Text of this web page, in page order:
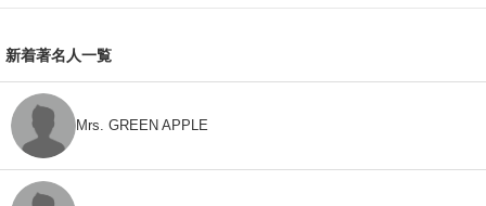
新着著名人一覧
Mrs. GREEN APPLE